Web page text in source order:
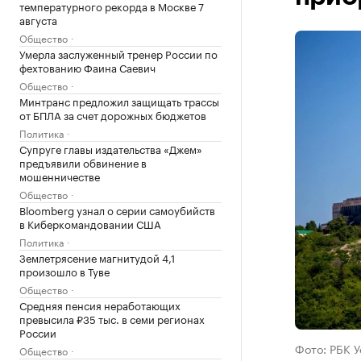
температурного рекорда в Москве 7
августа
Общество
Умерла заслуженный тренер России по
фехтованию Фаина Саевич
Общество
Минтранс предложил защищать трассы
от БПЛА за счет дорожных бюджетов
Политика
Супруге главы издательства «Джем»
предъявили обвинение в
мошенничестве
Общество
Bloomberg узнал о серии самоубийств
в Киберкомандовании США
Политика
Землетрясение магнитудой 4,1
произошло в Туве
Общество
Средняя пенсия неработающих
превысила ₽35 тыс. в семи регионах
России
Общество Фото: РБК